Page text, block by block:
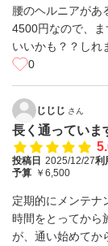
腰のヘルニアがあ
4500円なので、
いいかも？？しれ
0
じじじ さん
長く通っていま
投稿日 2025/12/27利
予算 ￥6,500
定期的にメンテナ
時間をとってから
が、通い始めてか